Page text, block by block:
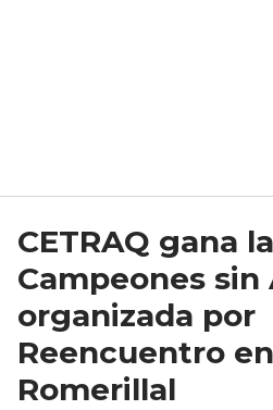
CETRAQ gana
Campeones
organizada por
Reencuentro
Romerillal